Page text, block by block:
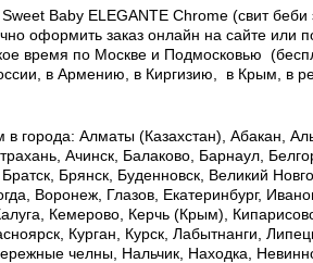
Sweet Baby ELEGANTE Chrome (свит
оформить заказ онлайн на сайте или
время по Москве и Подмосковью
в Армению, в Киргизию, в Крым, в
города: Алматы (Казахстан), Абакан,
Ачинск, Балаково, Барнаул,
Брянск, Буденновск, Великий
Воронеж, Глазов, Екатеринбург,
Кемерово, Керчь (Крым),
Курган, Курск, Лабытнанги,
челны, Нальчик, Находка,